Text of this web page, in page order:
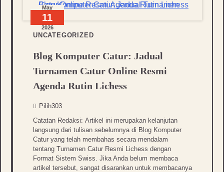
May
11
2026
UNCATEGORIZED
Blog Komputer Catur: Jadual
Turnamen Catur Online Resmi
Agenda Rutin Lichess
Pilih303
Catatan Redaksi: Artikel ini merupakan kelanjutan
langsung dari tulisan sebelumnya di Blog Komputer
Catur yang telah membahas secara mendalam
tentang Turnamen Catur Resmi Lichess dengan
Format Sistem Swiss. Jika Anda belum membaca
artikel tersebut, sangat disarankan untuk membacanya